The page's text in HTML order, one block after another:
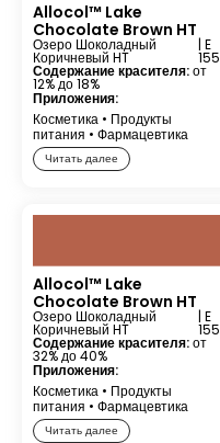
Allocol™ Lake
Chocolate Brown HT
Озеро Шоколадный
Коричневый HT
| E
155
Содержание красителя:от
12% до 18%
Приложения:
Косметика • Продукты
питания • Фармацевтика
Читать далее
Allocol™ Lake
Chocolate Brown HT
Озеро Шоколадный
Коричневый HT
| E
155
Содержание красителя:от
32% до 40%
Приложения:
Косметика • Продукты
питания • Фармацевтика
Читать далее